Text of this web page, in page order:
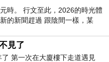
時。 行文至此，2026的時光體
的新聞趕過 跟陰間一樣，某
見了
第一次在大廈樓下走道遇見